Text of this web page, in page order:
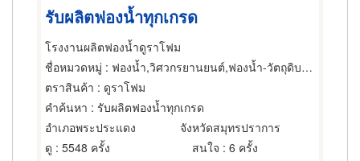
รับผลิตฟองน้ำทุกเกรด
โรงงานผลิตฟองน้ำดูราโฟม
ชื่อหมวดหมู่ : ฟองน้ำ,วิศวกรยานยนต์,ฟองน้ำ-วัตถุดิบสำหรับผลิต
ตราสินค้า : ดูราโฟม
คำค้นหา : รับผลิตฟองน้ำทุกเกรด
อำเภอพระประแดง
จังหวัดสมุทรปราการ
ดู : 5548 ครั้ง สนใจ : 6 ครั้ง